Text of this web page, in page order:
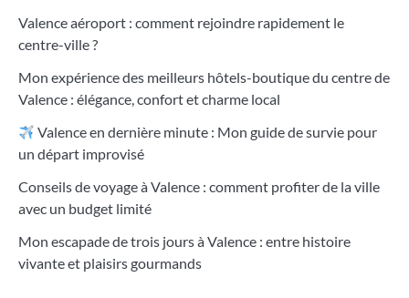
Valence aéroport : comment rejoindre rapidement le
centre-ville ?
Mon expérience des meilleurs hôtels-boutique du centre de
Valence : élégance, confort et charme local
Valence en dernière minute : Mon guide de survie pour
un départ improvisé
Conseils de voyage à Valence : comment profiter de la ville
avec un budget limité
Mon escapade de trois jours à Valence : entre histoire
vivante et plaisirs gourmands